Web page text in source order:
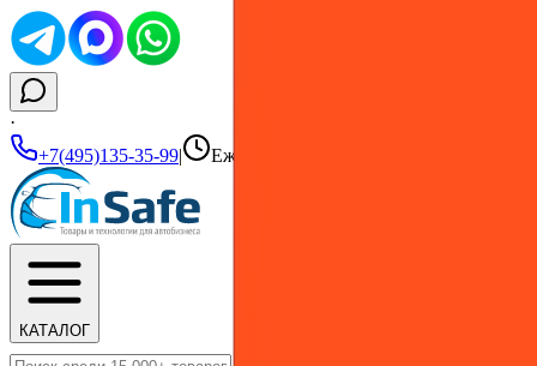
·
+7(495)135-35-99| Ежедневно 10:00–19:00
КАТАЛОГ